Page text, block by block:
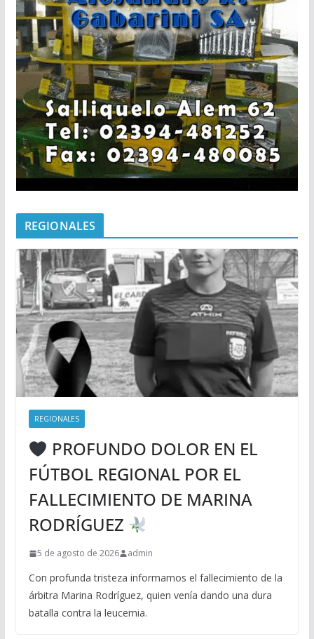
REGIONALES
REGIONALES
PROFUNDO DOLOR EN EL
FÚTBOL REGIONAL POR EL
FALLECIMIENTO DE MARINA
RODRÍGUEZ
5 de agosto de 2026 admin
Con profunda tristeza informamos el fallecimiento de la
árbitra Marina Rodríguez, quien venía dando una dura
batalla contra la leucemia.